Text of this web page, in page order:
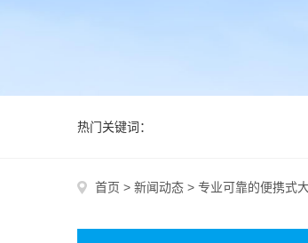
热门关键词：
首页 > 新闻动态 > 专业可靠的便携式